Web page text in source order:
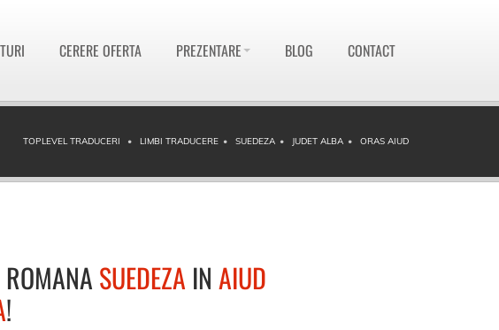
CERERE OFERTA PREZENTARE BLOG CONTACT
TOPLEVEL TRADUCERI LIMBI TRADUCERE SUEDEZA JUDET ALBA ORAS AIUD
ROMANA SUEDEZA IN AIUD
!